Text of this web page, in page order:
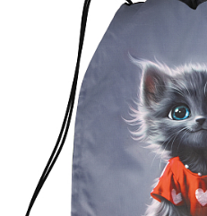
ПЛЯШКИ ДЛЯ ВОДИ
SCHOOL STANDARD
SKYNAME
РОЗПРОДАЖ